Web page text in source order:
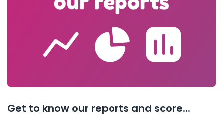
Get to know our reports and score...